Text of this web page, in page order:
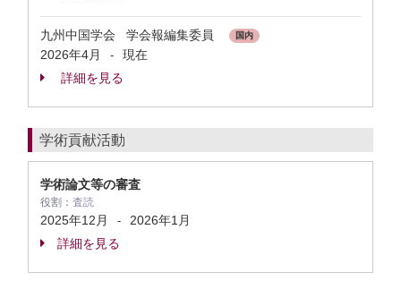
九州中国学会 学会報編集委員 国内
2026年4月 -
現在
詳細を見る
学術貢献活動
学術論文等の審査
役割： 査読
2025年12月 -
2026年1月
詳細を見る